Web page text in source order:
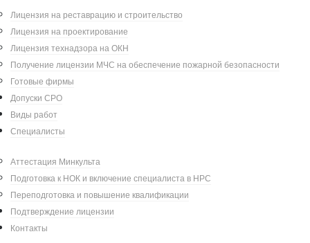
Лицензия на реставрацию и строительство
Лицензия на проектирование
Лицензия технадзора на ОКН
Получение лицензии МЧС на обеспечение пожарной безопасности
Готовые фирмы
Допуски СРО
Виды работ
Специалисты
Аттестация Минкульта
Подготовка к НОК и включение специалиста в НРС
Переподготовка и повышение квалификации
Подтверждение лицензии
Контакты
Реставрация и
приспособление
учебного корпуса
ГБПОУ «Пермский
политехнический
колледж им. Н.Г.
Славянова»